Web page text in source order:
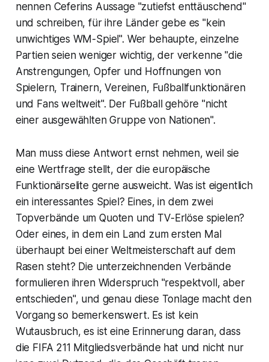
nennen Ceferins Aussage "zutiefst enttäuschend"
und schreiben, für ihre Länder gebe es "kein
unwichtiges WM-Spiel". Wer behaupte, einzelne
Partien seien weniger wichtig, der verkenne "die
Anstrengungen, Opfer und Hoffnungen von
Spielern, Trainern, Vereinen, Fußballfunktionären
und Fans weltweit". Der Fußball gehöre "nicht
einer ausgewählten Gruppe von Nationen".
Man muss diese Antwort ernst nehmen, weil sie
eine Wertfrage stellt, der die europäische
Funktionärselite gerne ausweicht. Was ist eigentlich
ein interessantes Spiel? Eines, in dem zwei
Topverbände um Quoten und TV-Erlöse spielen?
Oder eines, in dem ein Land zum ersten Mal
überhaupt bei einer Weltmeisterschaft auf dem
Rasen steht? Die unterzeichnenden Verbände
formulieren ihren Widerspruch "respektvoll, aber
entschieden", und genau diese Tonlage macht den
Vorgang so bemerkenswert. Es ist kein
Wutausbruch, es ist eine Erinnerung daran, dass
die FIFA 211 Mitgliedsverbände hat und nicht nur